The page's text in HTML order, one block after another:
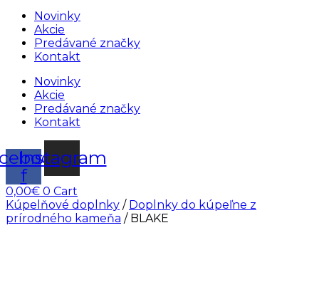
Novinky
Akcie
Predávané značky
Kontakt
Novinky
Akcie
Predávané značky
Kontakt
f
Instagram
0,00€ 0 Cart
Kúpelňové doplnky / Doplnky do kúpeľne z
prírodného kameňa / BLAKE